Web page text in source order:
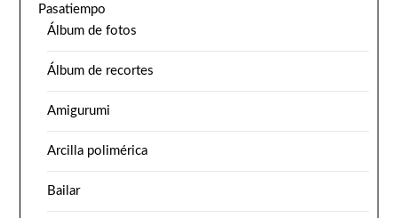
Pasatiempo
Álbum de fotos
Álbum de recortes
Amigurumi
Arcilla polimérica
Bailar